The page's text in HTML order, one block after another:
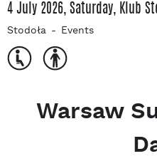
4 July 2026, Saturday, Klub
Stodoła Events
Warsaw